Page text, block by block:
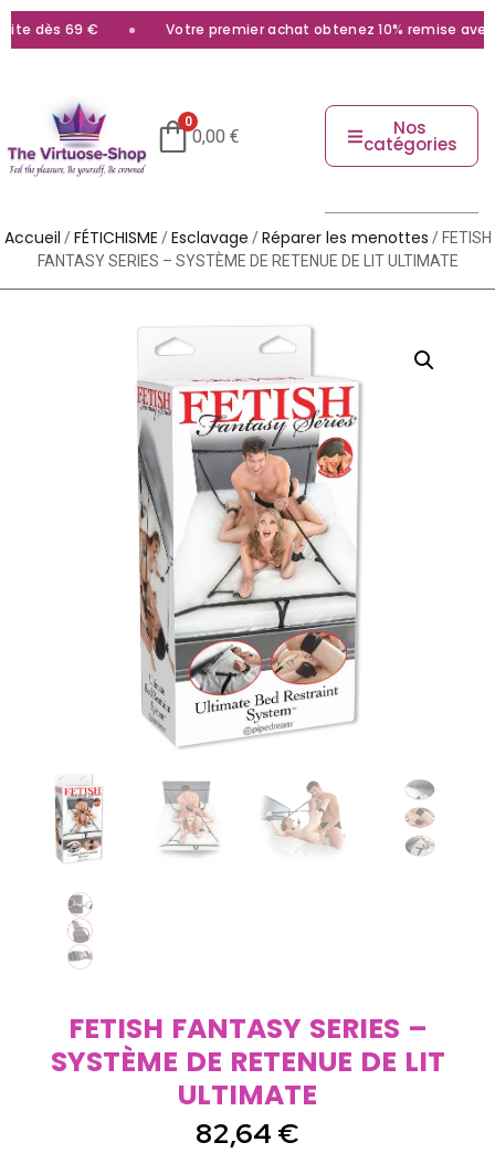
dès 69 € Votre premier achat obtenez 10% remise avec le
0
0,00 € Nos
catégories
Accueil /FÉTICHISME /Esclavage /Réparer les menottes / FETISH
FANTASY SERIES – SYSTÈME DE RETENUE DE LIT ULTIMATE
FETISH FANTASY SERIES –
SYSTÈME DE RETENUE DE LIT
ULTIMATE
82,64 €